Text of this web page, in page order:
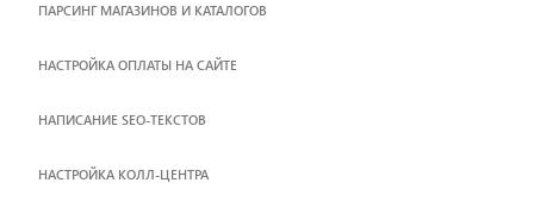
ПАРСИНГ МАГАЗИНОВ И КАТАЛОГОВ
НАСТРОЙКА ОПЛАТЫ НА САЙТЕ
НАПИСАНИЕ SEO-ТЕКСТОВ
НАСТРОЙКА КОЛЛ-ЦЕНТРА